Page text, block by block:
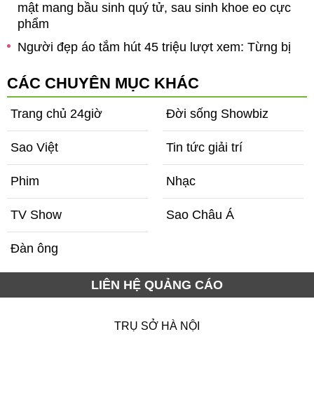
mật mang bầu sinh quý tử, sau sinh khoe eo cực
phẩm
Người đẹp áo tắm hút 45 triệu lượt xem: Từng bị
triệu/tháng
CÁC CHUYÊN MỤC KHÁC
Trang chủ 24giờ Đời sống Showbiz
Sao Việt Tin tức giải trí
Phim Nhạc
TV Show Sao Châu Á
Đàn ông
LIÊN HỆ QUẢNG CÁO
TRỤ SỞ HÀ NỘI